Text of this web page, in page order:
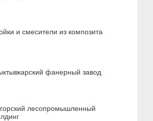
и смесители из композита
фанерный завод
лесопромышленный